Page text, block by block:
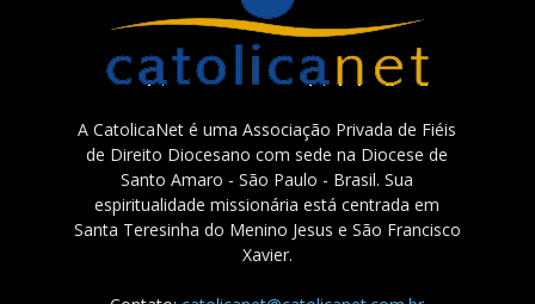
A CatolicaNet é uma Associação Privada de Fiéis
de Direito Diocesano com sede na Diocese de
Santo Amaro - São Paulo - Brasil. Sua
espiritualidade missionária está centrada em
Santa Teresinha do Menino Jesus e São Francisco
Xavier.